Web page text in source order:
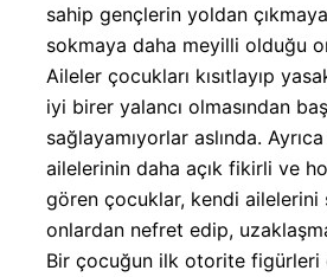
sahip gençlerin yoldan
sokmaya daha meyilli olduğu
Aileler çocukları kısıtlayıp
iyi birer yalancı olmasından
sağlayamıyorlar aslında.
ailelerinin daha açık fikirli ve
gören çocuklar, kendi ailelerini
onlardan nefret edip,
Bir çocuğun ilk otorite figürleri